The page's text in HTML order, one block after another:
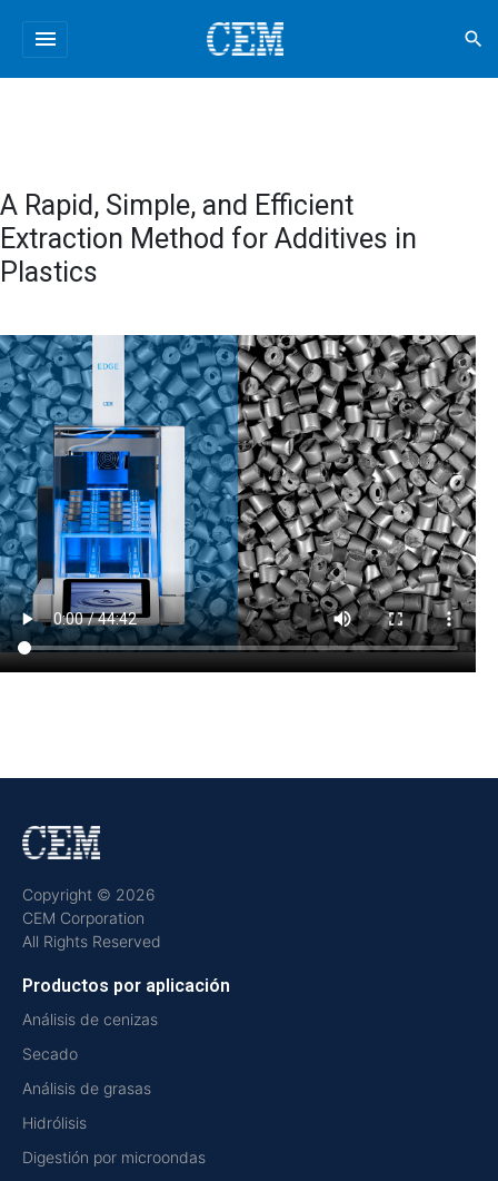
menu search
A Rapid, Simple, and Efficient
Extraction Method for Additives in
Plastics
Copyright © 2026
CEM Corporation
All Rights Reserved
Productos por aplicación
Análisis de cenizas
Secado
Análisis de grasas
Hidrólisis
Digestión por microondas